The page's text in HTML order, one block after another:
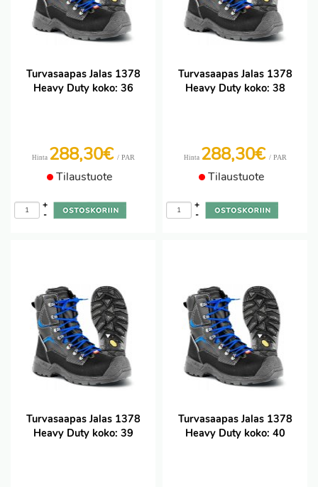
Turvasaapas Jalas 1378
Heavy Duty koko: 36
Hinta 288,30€ / PAR
Tilaustuote
-
+
Turvasaapas Jalas 1378
Heavy Duty koko: 38
Hinta 288,30€ / PAR
Tilaustuote
-
+
Turvasaapas Jalas 1378
Heavy Duty koko: 39
Turvasaapas Jalas 1378
Heavy Duty koko: 40